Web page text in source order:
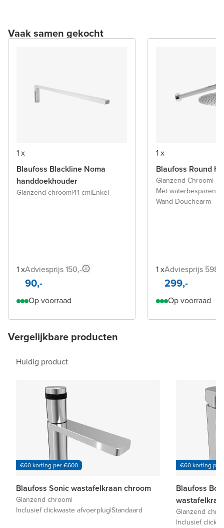
Vaak samen gekocht
1 x
Blaufoss Blackline Noma
handdoekhouder
Glanzend chroom|41 cm|Enkel
1 xAdviesprijs 150,-
90,-
Op voorraad
1 x
Blaufoss Round
Glanzend Chroom|
Met
Wand Douchearm
1 xAdviesprijs 598,-
299,-
Op voorraad
Vergelijkbare producten
Huidig product
€60 korting per €600
Blaufoss Sonic wastafelkraan chroom
Glanzend chroom|
Inclusief clickwaste afvoerplug|Standaard
€60 korting per
Blaufoss
Glanzend
Inclusief